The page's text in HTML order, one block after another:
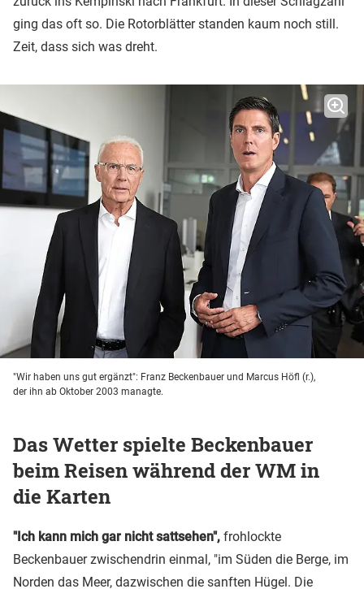
ging das oft so. Die Rotorblätter standen kaum noch still.
Zeit, dass sich was dreht.
"Wir haben uns gut ergänzt": Franz Beckenbauer und Marcus Höfl (r.),
der ihn ab Oktober 2003 managte.
Das Wetter spielte Beckenbauer
beim Reisen während der WM in
die Karten
"Ich kann mich gar nicht sattsehen", frohlockte
Beckenbauer zwischendrin einmal, "im Süden die Berge, im
Norden das Meer, dazwischen die sanften Hügel. Die